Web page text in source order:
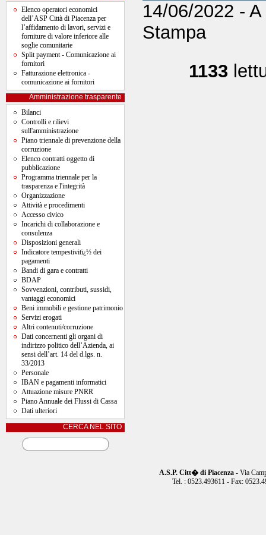
Elenco operatori economici
dell’ASP Città di Piacenza per
l’affidamento di lavori, servizi e
forniture di valore inferiore alle
soglie comunitarie
Split payment - Comunicazione ai
fornitori
Fatturazione elettronica -
comunicazione ai fornitori
Amministrazione trasparente
Bilanci
Controlli e rilievi
sull'amministrazione
Piano triennale di prevenzione della
corruzione
Elenco contratti oggetto di
pubblicazione
Programma triennale per la
trasparenza e l'integrità
Organizzazione
Attività e procedimenti
Accesso civico
Incarichi di collaborazione e
consulenza
Disposizioni generali
Indicatore tempestivitï¿½ dei
pagamenti
Bandi di gara e contratti
BDAP
Sovvenzioni, contributi, sussidi,
vantaggi economici
Beni immobili e gestione patrimonio
Servizi erogati
Altri contenuti/corruzione
Dati concernenti gli organi di
indirizzo politico dell’Azienda, ai
sensi dell’art. 14 del d.lgs. n.
33/2013
Personale
IBAN e pagamenti informatici
Attuazione misure PNRR
Piano Annuale dei Flussi di Cassa
Dati ulteriori
CERCA NEL SITO
14/06/2022 -
Stampa
1133
A.S.P. Citt� di Piacenza - Via
Tel. : 0523.493611 - Fax: